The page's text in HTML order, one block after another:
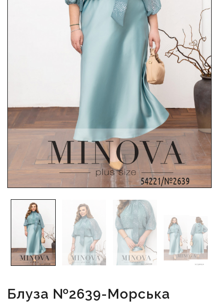
Блуза №2639-Морська